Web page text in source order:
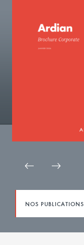
NOS PUBLICATIONS